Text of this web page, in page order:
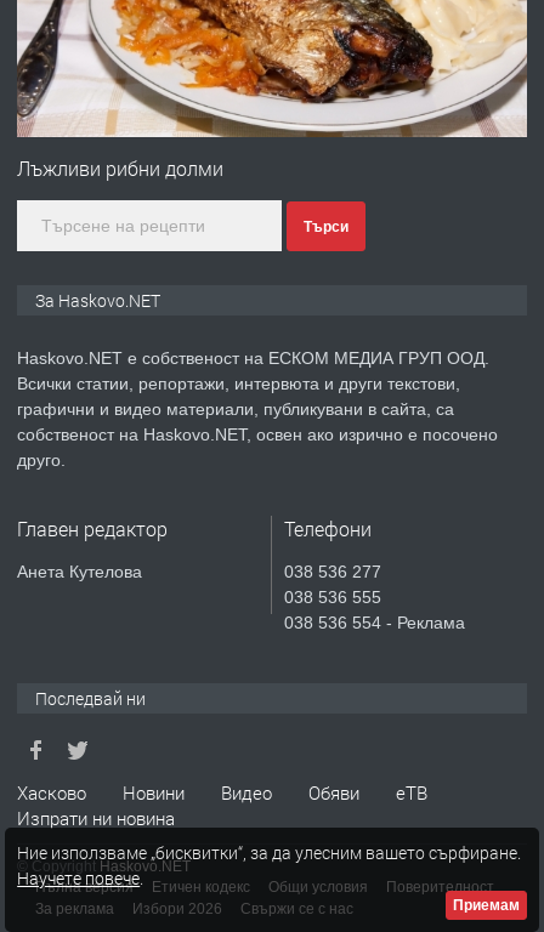
преди 2 дни
ПРЕДЛАГА
№4120 Магазин/Офис под наем в кв.
градската градина!
преди 3 дни
ПРЕДЛАГА
Продавам парцел в гр. Хасково кв.
СГЛОБЯВАНЕ НА МЕБЕЛИ.
апартамент под наем в кв.
Училищни, гр. Хасково.
преди 4 дни
Лъжливи рибни долми
Търси
За Haskovo.NET
Haskovo.NET е собственост на ЕСКОМ МЕДИА ГРУП ООД.
Всички статии, репортажи, интервюта и други текстови,
графични и видео материали, публикувани в сайта, са
собственост на Haskovo.NET, освен ако изрично е посочено
друго.
Главен редактор
Анета Кутелова
Телефони
038 536 277
038 536 555
038 536 554 - Реклама
Последвай ни
Хасково Новини Видео Обяви
еТВ
Изпрати ни новина
© Copyright Haskovo.NET
Пълна версия
Етичен кодекс Общи условия
Поверителност
За реклама
Избори 2026 Свържи се с нас
Ние използваме „бисквитки“, за да улесним вашето сърфиране.
Научете повече.
Приемам